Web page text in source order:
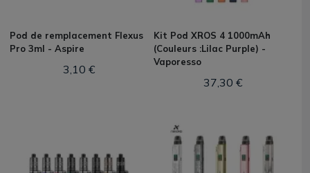
Pod de remplacement Flexus
Pro 3ml - Aspire
3,10 €
Kit Pod XROS 4 1000mAh
(Couleurs :Lilac Purple) -
Vaporesso
37,30 €